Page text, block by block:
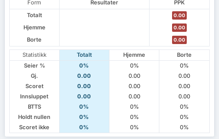
Form Resultater
PPK
Totalt
0.00
Hjemme 0.00
Borte 0.00
Statistikk Totalt Hjemme
Borte
Seier %
0% 0%
0%
Gj.
0.00 0.00
0.00
Scoret
0.00 0.00
0.00
Innsluppet
0.00 0.00
0.00
BTTS
0% 0%
0%
Holdt nullen
0% 0%
0%
Scoret ikke
0% 0% 0%